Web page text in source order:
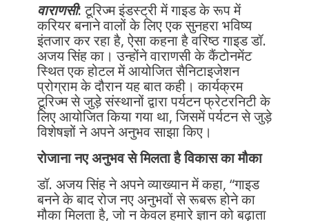
वाराणसी:टूरिज्म इंडस्ट्री में गाइड के रूप में
करियर बनाने वालों के लिए एक सुनहरा भविष्य
इंतजार कर रहा है, ऐसा कहना है वरिष्ठ गाइड डॉ.
अजय सिंह का। उन्होंने वाराणसी के कैंटोनमेंट
स्थित एक होटल में आयोजित सैनिटाइजेशन
प्रोग्राम के दौरान यह बात कही। कार्यक्रम
टूरिज्म से जुड़े संस्थानों द्वारा पर्यटन फ्रेटरनिटी के
लिए आयोजित किया गया था, जिसमें पर्यटन से जुड़े
विशेषज्ञों ने अपने अनुभव साझा किए।
रोजाना नए अनुभव से मिलता है विकास का मौका
डॉ. अजय सिंह ने अपने व्याख्यान में कहा, “गाइड
बनने के बाद रोज नए अनुभवों से रूबरू होने का
मौका मिलता है, जो न केवल हमारे ज्ञान को बढ़ाता